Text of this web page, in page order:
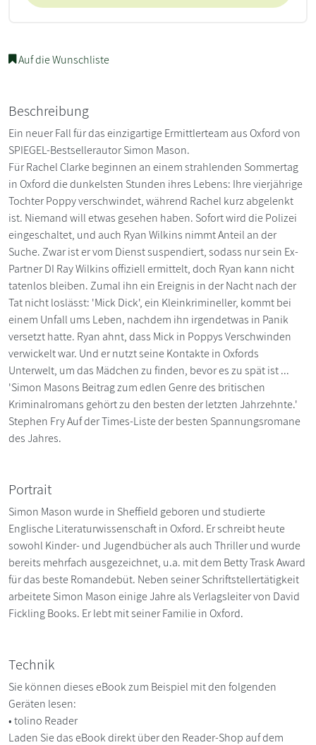
Auf die Wunschliste
Beschreibung
Ein neuer Fall für das einzigartige Ermittlerteam aus Oxford von
SPIEGEL-Bestsellerautor Simon Mason.
Für Rachel Clarke beginnen an einem strahlenden Sommertag
in Oxford die dunkelsten Stunden ihres Lebens: Ihre vierjährige
Tochter Poppy verschwindet, während Rachel kurz abgelenkt
ist. Niemand will etwas gesehen haben. Sofort wird die Polizei
eingeschaltet, und auch Ryan Wilkins nimmt Anteil an der
Suche. Zwar ist er vom Dienst suspendiert, sodass nur sein Ex-
Partner DI Ray Wilkins offiziell ermittelt, doch Ryan kann nicht
tatenlos bleiben. Zumal ihn ein Ereignis in der Nacht nach der
Tat nicht loslässt: 'Mick Dick', ein Kleinkrimineller, kommt bei
einem Unfall ums Leben, nachdem ihn irgendetwas in Panik
versetzt hatte. Ryan ahnt, dass Mick in Poppys Verschwinden
verwickelt war. Und er nutzt seine Kontakte in Oxfords
Unterwelt, um das Mädchen zu finden, bevor es zu spät ist ...
'Simon Masons Beitrag zum edlen Genre des britischen
Kriminalromans gehört zu den besten der letzten Jahrzehnte.'
Stephen Fry Auf der Times-Liste der besten Spannungsromane
des Jahres.
Portrait
Simon Mason wurde in Sheffield geboren und studierte
Englische Literaturwissenschaft in Oxford. Er schreibt heute
sowohl Kinder- und Jugendbücher als auch Thriller und wurde
bereits mehrfach ausgezeichnet, u.a. mit dem Betty Trask Award
für das beste Romandebüt. Neben seiner Schriftstellertätigkeit
arbeitete Simon Mason einige Jahre als Verlagsleiter von David
Fickling Books. Er lebt mit seiner Familie in Oxford.
Technik
Sie können dieses eBook zum Beispiel mit den folgenden
Geräten lesen:
• tolino Reader
Laden Sie das eBook direkt über den Reader-Shop auf dem